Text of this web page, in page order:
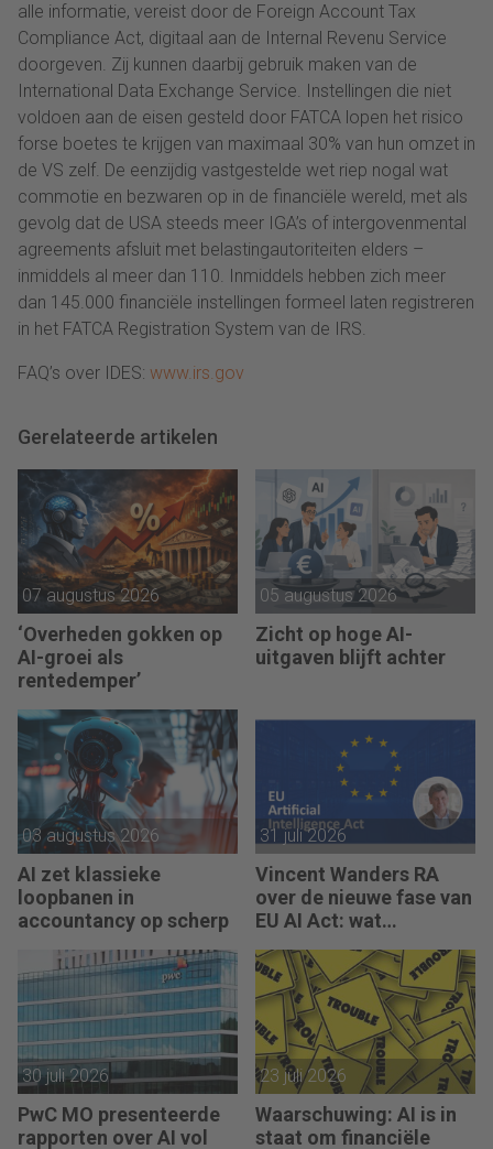
alle informatie, vereist door de Foreign Account Tax
Compliance Act, digitaal aan de Internal Revenu Service
doorgeven. Zij kunnen daarbij gebruik maken van de
International Data Exchange Service. Instellingen die niet
voldoen aan de eisen gesteld door FATCA lopen het risico
forse boetes te krijgen van maximaal 30% van hun omzet in
de VS zelf. De eenzijdig vastgestelde wet riep nogal wat
commotie en bezwaren op in de financiële wereld, met als
gevolg dat de USA steeds meer IGA’s of intergovenmental
agreements afsluit met belastingautoriteiten elders –
inmiddels al meer dan 110. Inmiddels hebben zich meer
dan 145.000 financiële instellingen formeel laten registreren
in het FATCA Registration System van de IRS.
FAQ’s over IDES: www.irs.gov
Gerelateerde artikelen
07 augustus 2026
‘Overheden gokken op
AI-groei als
rentedemper’
05 augustus 2026
Zicht op hoge AI-
uitgaven blijft achter
03 augustus 2026
AI zet klassieke
loopbanen in
accountancy op scherp
31 juli 2026
Vincent Wanders RA
over de nieuwe fase van
EU AI Act: wat
accountants nu moeten
regelen
30 juli 2026
PwC MO presenteerde
rapporten over AI vol
23 juli 2026
Waarschuwing: AI is in
staat om financiële